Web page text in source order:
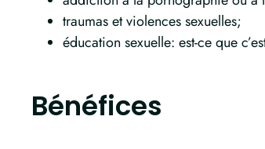
traumas et violences sexuelles;
éducation sexuelle: est-ce que
Bénéfices